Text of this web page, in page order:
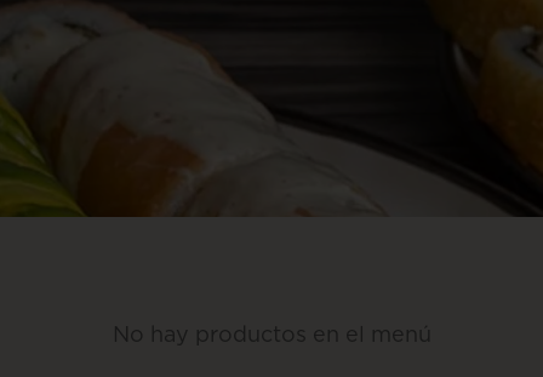
No hay productos en el menú